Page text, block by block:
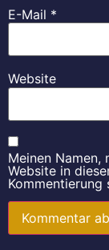
E-Mail *
Website
Meinen Namen,
Website in
Kommentierung